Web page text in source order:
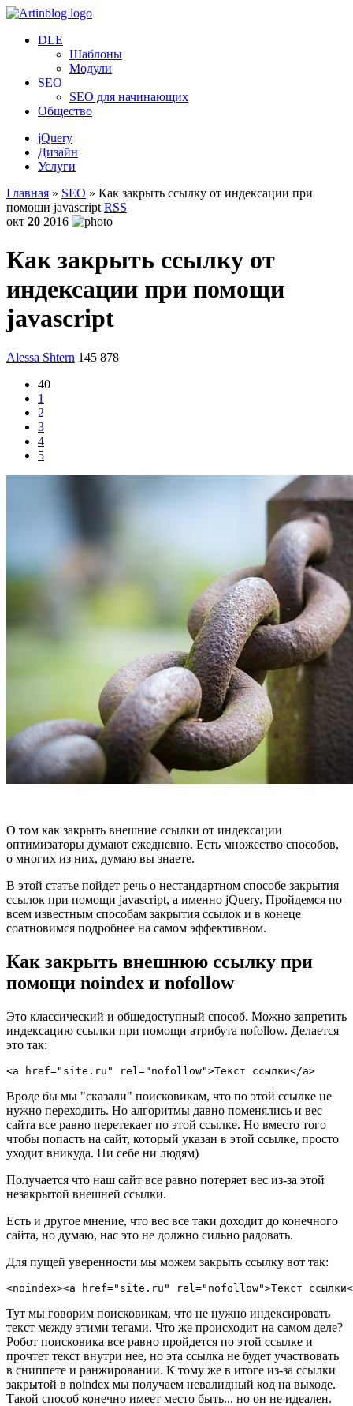
DLE
Шаблоны
Модули
SEO
SEO для начинающих
Общество
jQuery
Дизайн
Услуги
Главная » SEO » Как закрыть ссылку от индексации при
помощи javascript RSS
окт 20 2016
Как закрыть ссылку от
индексации при помощи
javascript
Alessa Shtern 145 878
40
1
2
3
4
5
О том как закрыть внешние ссылки от индексации
оптимизаторы думают ежедневно. Есть множество способов,
о многих из них, думаю вы знаете.
В этой статье пойдет речь о нестандартном способе закрытия
ссылок при помощи javascript, а именно jQuery. Пройдемся по
всем известным способам закрытия ссылок и в конеце
соатновимся подробнее на самом эффективном.
Как закрыть внешнюю ссылку при
помощи noindex и nofollow
Это классический и общедоступный способ. Можно запретить
индексацию ссылки при помощи атрибута nofollow. Делается
это так:
<a href="site.ru" rel="nofollow">Текст ссылки</a>
Вроде бы мы "сказали" поисковикам, что по этой ссылке не
нужно переходить. Но алгоритмы давно поменялись и вес
сайта все равно перетекает по этой ссылке. Но вместо того
чтобы попасть на сайт, который указан в этой ссылке, просто
уходит вникуда. Ни себе ни людям)
Получается что наш сайт все равно потеряет вес из-за этой
незакрытой внешней ссылки.
Есть и другое мнение, что вес все таки доходит до конечного
сайта, но думаю, нас это не должно сильно радовать.
Для пущей уверенности мы можем закрыть ссылку вот так:
<noindex><a href="site.ru" rel="nofollow">Текст
Тут мы говорим поисковикам, что не нужно индексировать
текст между этими тегами. Что же происходит на самом деле?
Робот поисковика все равно пройдется по этой ссылке и
прочтет текст внутри нее, но эта ссылка не будет участвовать
в сниппете и ранжировании. К тому же в итоге из-за ссылки
закрытой в noindex мы получаем невалидный код на выходе.
Такой способ конечно имеет место быть... но он не идеален.